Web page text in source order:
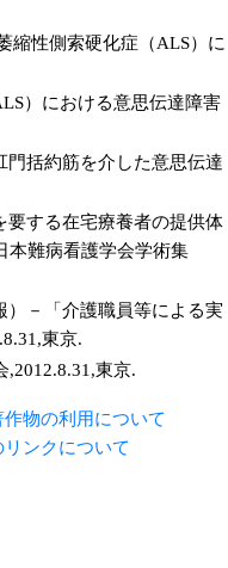
縮性側索硬化症（ALS）に
）における意思伝達障害
括約筋を介した意思伝達
要する在宅療養者の提供体
本難病看護学会学術集
）－「介護職員等による実
東京.
東京.
物の利用について
ンクについて